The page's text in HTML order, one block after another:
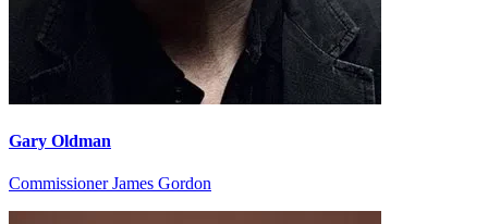
Gary Oldman
Commissioner James Gordon